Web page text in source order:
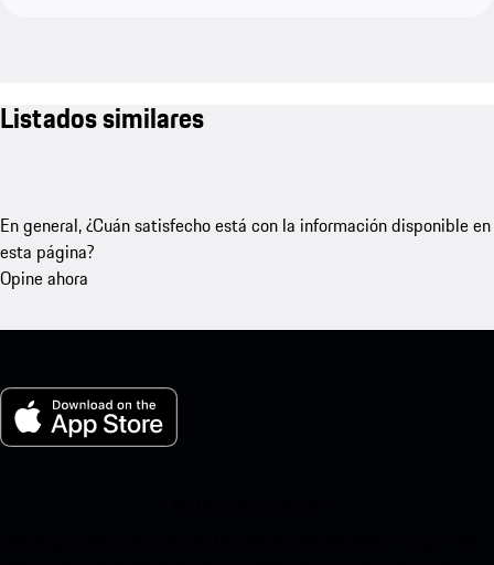
Listados similares
En general, ¿Cuán satisfecho está con la información disponible en
esta página?
Opine ahora